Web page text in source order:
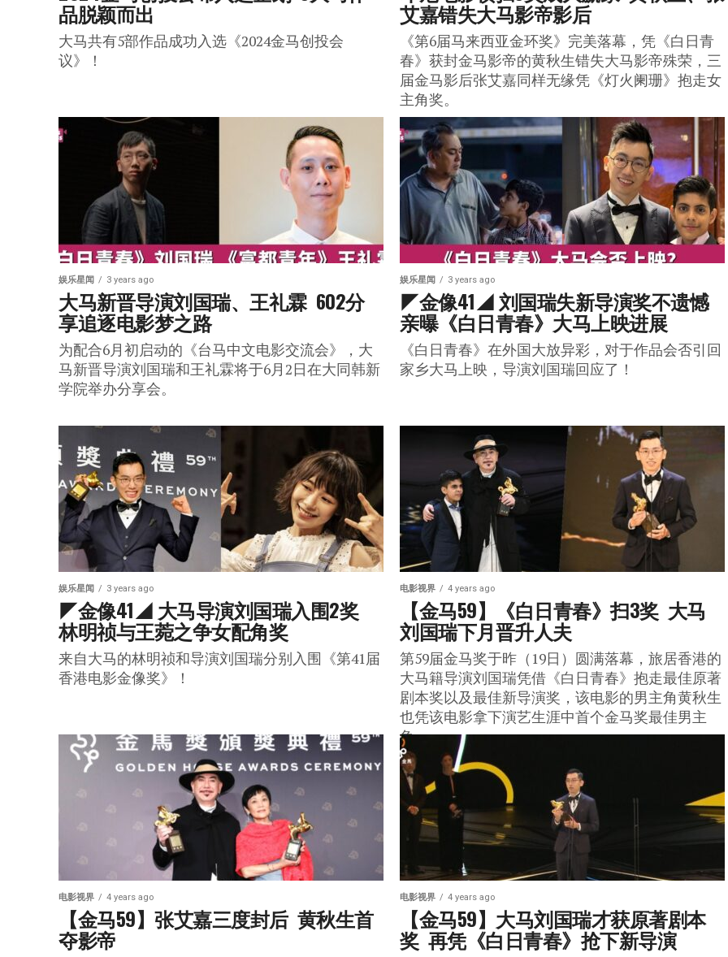
品脱颖而出
大马共有5部作品成功入选《2024金马创投会
议》！
艾嘉错失大马影帝影后
《第6届马来西亚金环奖》完美落幕，凭《白日青
春》获封金马影帝的黄秋生错失大马影帝殊荣，三
届金马影后张艾嘉同样无缘凭《灯火阑珊》抱走女
主角奖。
娱乐星闻 3 years ago
大马新晋导演刘国瑞、王礼霖  602分
享追逐电影梦之路
为配合6月初启动的《台马中文电影交流会》，大
马新晋导演刘国瑞和王礼霖将于6月2日在大同韩新
学院举办分享会。
娱乐星闻 3 years ago
◤金像41◢ 刘国瑞失新导演奖不遗憾
亲曝《白日青春》大马上映进展
《白日青春》在外国大放异彩，对于作品会否引回
家乡大马上映，导演刘国瑞回应了！
娱乐星闻 3 years ago
◤金像41◢ 大马导演刘国瑞入围2奖
林明祯与王菀之争女配角奖
来自大马的林明祯和导演刘国瑞分别入围《第41届
香港电影金像奖》！
电影视界 4 years ago
【金马59】《白日青春》扫3奖  大马
刘国瑞下月晋升人夫
第59届金马奖于昨（19日）圆满落幕，旅居香港的
大马籍导演刘国瑞凭借《白日青春》抱走最佳原著
剧本奖以及最佳新导演奖，该电影的男主角黄秋生
也凭该电影拿下演艺生涯中首个金马奖最佳男主
角。
电影视界 4 years ago
【金马59】张艾嘉三度封后  黄秋生首
夺影帝
电影视界 4 years ago
【金马59】大马刘国瑞才获原著剧本
奖  再凭《白日青春》抢下新导演